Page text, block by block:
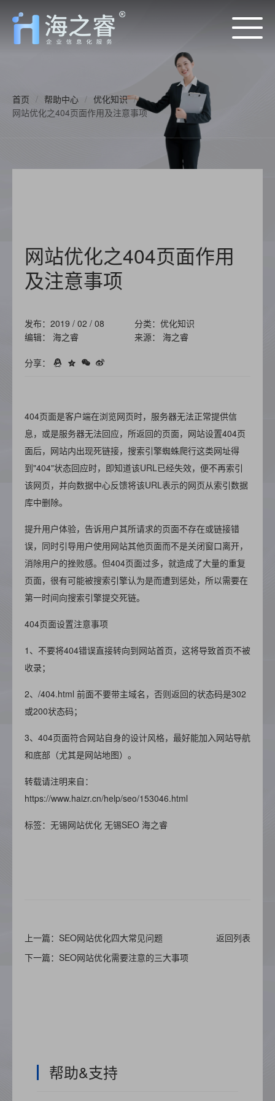
首页 / 帮助中心 / 优化知识 /
网站优化之404页面作用及注意事项
网站优化之404页面作用
及注意事项
发布：2019 / 02 / 08
分类：优化知识
编辑： 海之睿
来源： 海之睿
分享：
404页面是客户端在浏览网页时，服务器无法正常提供信
息，或是服务器无法回应，所返回的页面，网站设置404页
面后，网站内出现死链接，搜索引擎蜘蛛爬行这类网址得
到"404"状态回应时，即知道该URL已经失效，便不再索引
该网页，并向数据中心反馈将该URL表示的网页从索引数据
库中删除。
提升用户体验，告诉用户其所请求的页面不存在或链接错
误，同时引导用户使用网站其他页面而不是关闭窗口离开，
消除用户的挫败感。但404页面过多，就造成了大量的重复
页面，很有可能被搜索引擎认为是而遭到惩处，所以需要在
第一时间向搜索引擎提交死链。
404页面设置注意事项
1、不要将404错误直接转向到网站首页，这将导致首页不被
收录；
2、/404.html 前面不要带主域名，否则返回的状态码是302
或200状态码；
3、404页面符合网站自身的设计风格，最好能加入网站导航
和底部（尤其是网站地图）。
转载请注明来自：
https://www.haizr.cn/help/seo/153046.html
标签：无锡网站优化 无锡SEO 海之睿
上一篇：SEO网站优化四大常见问题
返回列表
下一篇：SEO网站优化需要注意的三大事项
帮助&支持